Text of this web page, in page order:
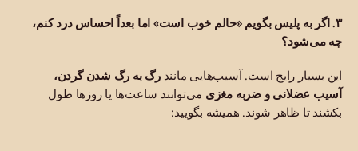
۳. اگر به پلیس بگویم «حالم خوب است» اما بعداً احساس درد کنم،
چه می‌شود؟
این بسیار رایج است. آسیب‌هایی مانندرگ به رگ شدن گردن،
آسیب عضلانی و ضربه مغزی می‌توانند ساعت‌ها یا روزها طول
بکشند تا ظاهر شوند. همیشه بگویید: